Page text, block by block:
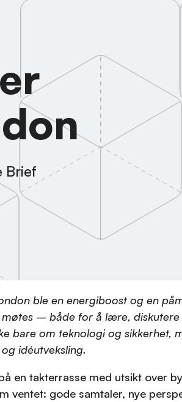
Brief
ble en energiboost og en
møtes – både for å lære,
bare om teknologi og sikkerhet,
idéutveksling.
en takterrasse med utsikt over
ventet: gode samtaler, nye